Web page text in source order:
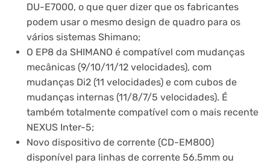
DU-E7000, o que quer dizer que os fabricantes
podem usar o mesmo design de quadro para os
vários sistemas Shimano;
O EP8 da SHIMANO é compatível com mudanças
mecânicas (9/10/11/12 velocidades), com
mudanças Di2 (11 velocidades) e com cubos de
mudanças internas (11/8/7/5 velocidades). É
também totalmente compatível com o mais recente
NEXUS Inter-5;
Novo dispositivo de corrente (CD-EM800)
disponível para linhas de corrente 56.5mm ou